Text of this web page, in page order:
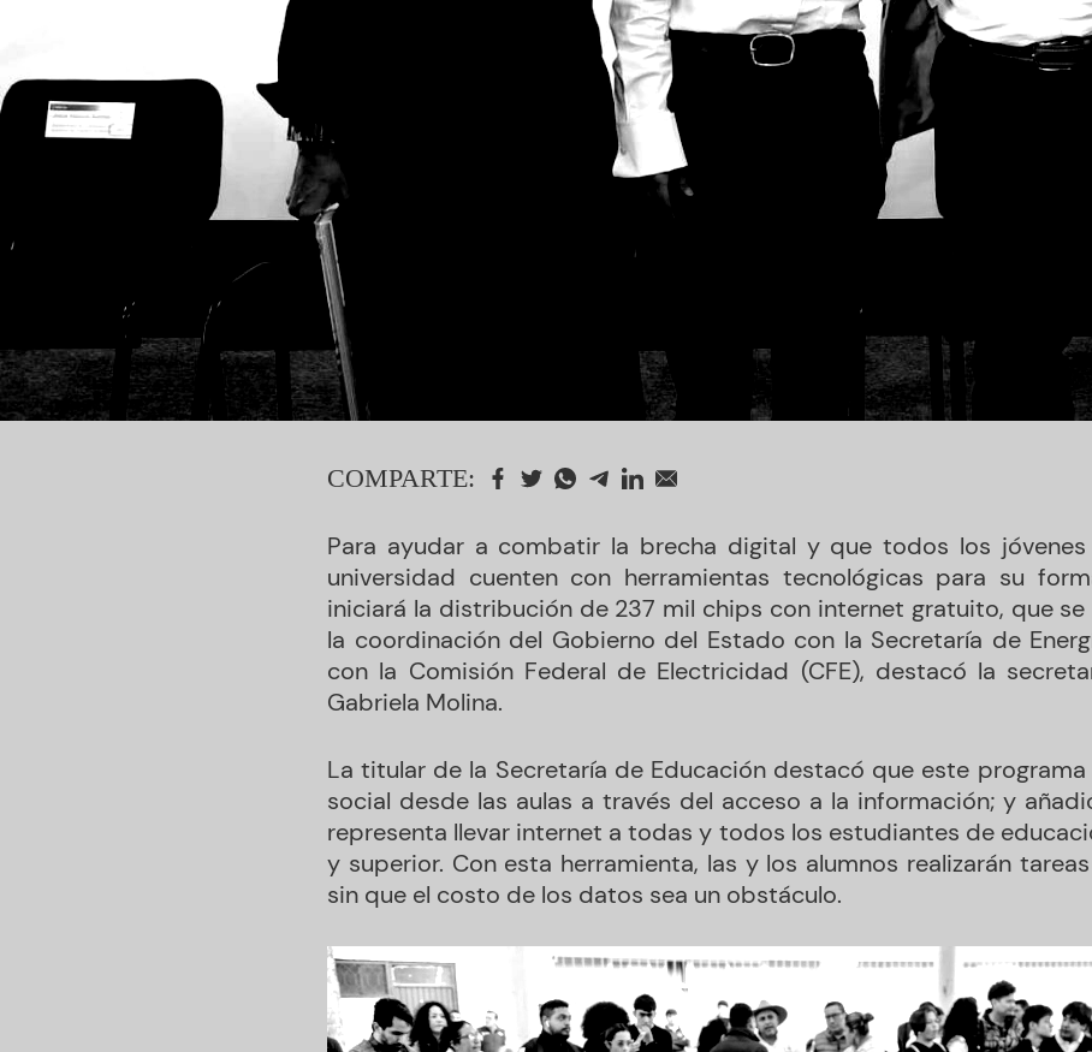
COMPARTE:
Para ayudar a combatir la brecha digital y que todos los
universidad cuenten con herramientas tecnológicas para su
iniciará la distribución de 237 mil chips con internet gratuito, que se
la coordinación del Gobierno del Estado con la Secretaría de
con la Comisión Federal de Electricidad (CFE), destacó la
Gabriela Molina.
La titular de la Secretaría de Educación destacó que este
social desde las aulas a través del acceso a la información; y
representa llevar internet a todas y todos los estudiantes de
y superior. Con esta herramienta, las y los alumnos realizarán
sin que el costo de los datos sea un obstáculo.